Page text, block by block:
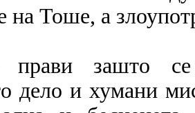
на Тоше, а
зашто се
дело и хумани